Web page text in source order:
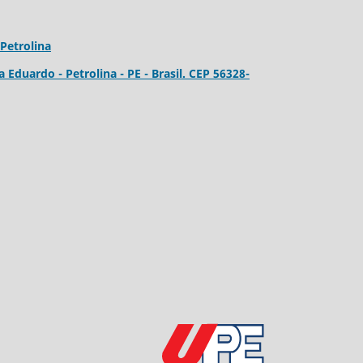
- Petrolina - PE - Brasil. CEP 56328-